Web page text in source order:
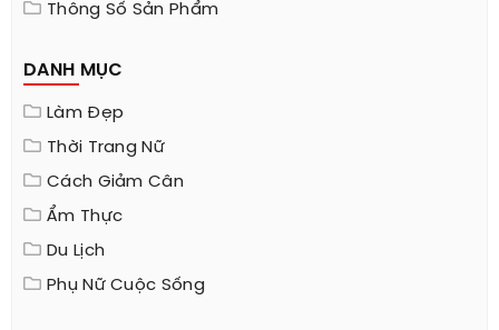
Thông Số Sản Phẩm
DANH MỤC
Làm Đẹp
Thời Trang Nữ
Cách Giảm Cân
Ẩm Thực
Du Lịch
Phụ Nữ Cuộc Sống